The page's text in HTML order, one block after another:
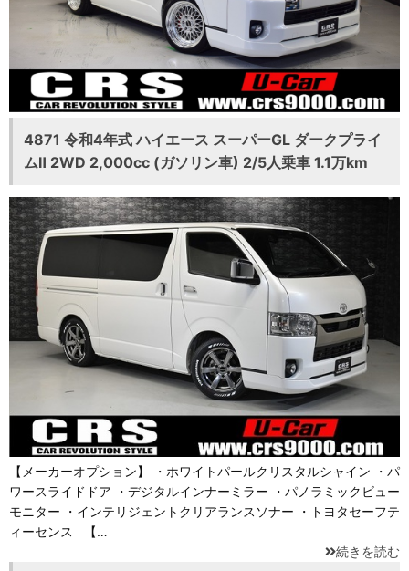
4871 令和4年式 ハイエース スーパーGL ダークプライ
ムⅡ 2WD 2,000cc (ガソリン車) 2/5人乗車 1.1万km
【メーカーオプション】 ・ホワイトパールクリスタルシャイン ・パ
ワースライドドア ・デジタルインナーミラー ・パノラミックビュー
モニター ・インテリジェントクリアランスソナー ・トヨタセーフテ
ィーセンス 【…
続きを読む